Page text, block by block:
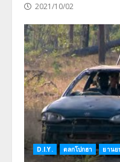
2021/10/02
D.I.Y. ตลกโปกฮา ยาน